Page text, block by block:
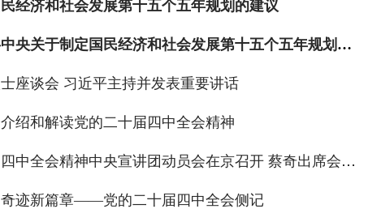
经济和社会发展第十五个五年规划的建议
习近平：关于《中共中央关于制定国民经济和社会发展第十五个五年规划的建议》的说明
座谈会 习近平主持并发表重要讲话
绍和解读党的二十届四中全会精神
学习贯彻党的二十届四中全会精神中央宣讲团动员会在京召开 蔡奇出席会议并讲话
迹新篇章——党的二十届四中全会侧记